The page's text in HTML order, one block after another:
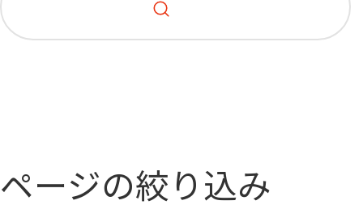
ページの絞り込み